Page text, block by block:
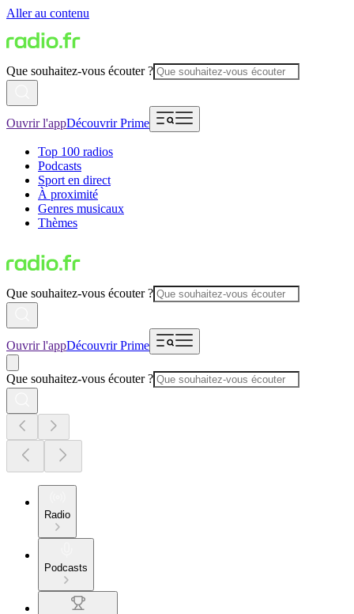
Aller au contenu
Que souhaitez-vous écouter ?
Ouvrir l'appDécouvrir Prime
Top 100 radios
Podcasts
Sport en direct
À proximité
Genres musicaux
Thèmes
Que souhaitez-vous écouter ?
Ouvrir l'appDécouvrir Prime
Que souhaitez-vous écouter ?
Radio
Podcasts